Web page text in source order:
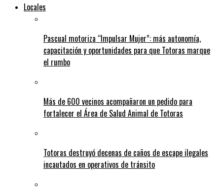
Locales
Pascual motoriza “Impulsar Mujer”: más autonomía,
capacitación y oportunidades para que Totoras marque
el rumbo
Más de 600 vecinos acompañaron un pedido para
fortalecer el Área de Salud Animal de Totoras
Totoras destruyó decenas de caños de escape ilegales
incautados en operativos de tránsito